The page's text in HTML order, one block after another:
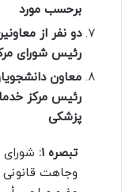
برحسب مورد
دو نفر از
رئیس شورای
معاون
رئیس مرکز
پزشکی
تبصره ۱:
وجاهت